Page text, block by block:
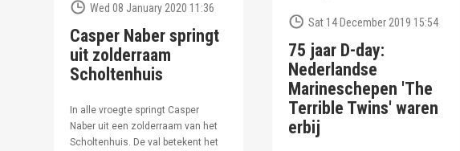
Wed 08 January 2020 11:36
Casper Naber springt
uit zolderraam
Scholtenhuis
In alle vroegte springt Casper
Naber uit een zolderraam van het
Scholtenhuis. De val betekent het
Sat 14 December 2019 15:54
75 jaar D-day:
Nederlandse
Marineschepen 'The
Terrible Twins' waren
erbij